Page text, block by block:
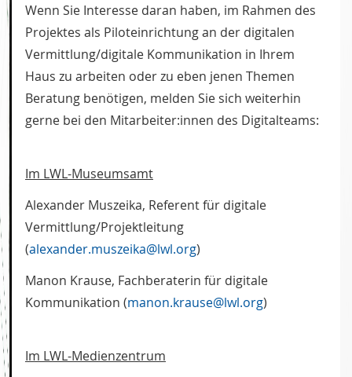
Wenn Sie Interesse daran haben, im Rahmen des
Projektes als Piloteinrichtung an der digitalen
Vermittlung/digitale Kommunikation in Ihrem
Haus zu arbeiten oder zu eben jenen Themen
Beratung benötigen, melden Sie sich weiterhin
gerne bei den Mitarbeiter:innen des Digitalteams:
Im LWL-Museumsamt
Alexander Muszeika, Referent für digitale
Vermittlung/Projektleitung
(alexander.muszeika@lwl.org)
Manon Krause, Fachberaterin für digitale
Kommunikation (manon.krause@lwl.org)
Im LWL-Medienzentrum